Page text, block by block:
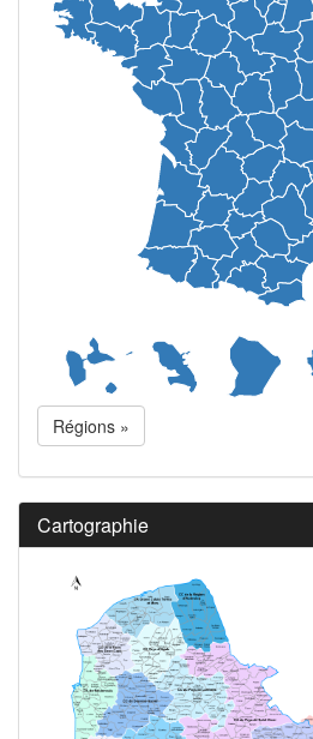
Régions »
Cartographie